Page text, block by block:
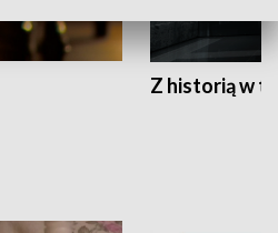
Z historią w